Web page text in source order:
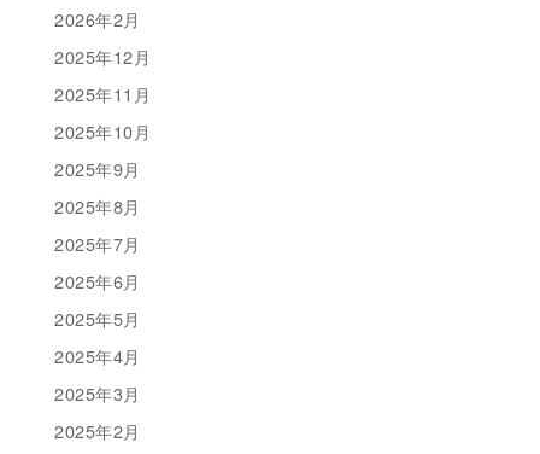
2026年2月
2025年12月
2025年11月
2025年10月
2025年9月
2025年8月
2025年7月
2025年6月
2025年5月
2025年4月
2025年3月
2025年2月